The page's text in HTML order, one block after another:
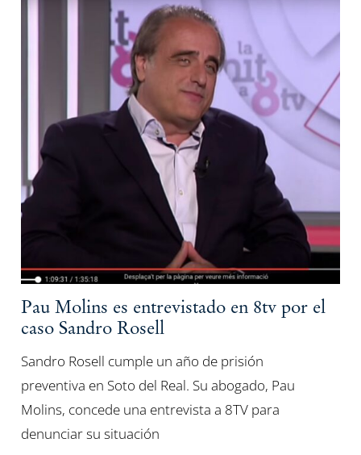
Pau Molins es entrevistado en 8tv por el
caso Sandro Rosell
Sandro Rosell cumple un año de prisión
preventiva en Soto del Real. Su abogado, Pau
Molins, concede una entrevista a 8TV para
denunciar su situación